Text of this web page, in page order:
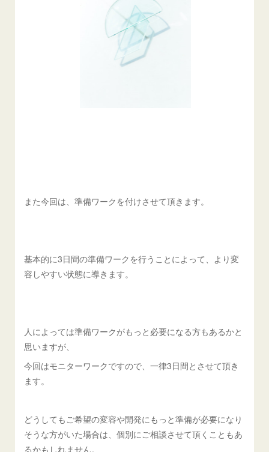
また今回は、準備ワークを付けさせて頂きます。
基本的に3日間の準備ワークを行うことによって、より変
容しやすい状態に導きます。
人によっては準備ワークがもっと必要になる方もあるかと
思いますが、
今回はモニターワークですので、一律3日間とさせて頂き
ます。
どうしてもご希望の変容や開発にもっと準備が必要になり
そうな方がいた場合は、個別にご相談させて頂くこともあ
るかもしれません。